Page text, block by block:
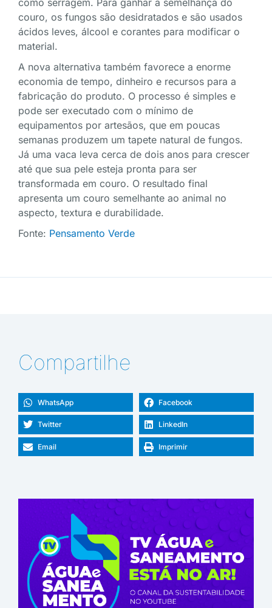
couro, os fungos são desidratados e são usados
ácidos leves, álcool e corantes para modificar o
material.
A nova alternativa também favorece a enorme
economia de tempo, dinheiro e recursos para a
fabricação do produto. O processo é simples e
pode ser executado com o mínimo de
equipamentos por artesãos, que em poucas
semanas produzem um tapete natural de fungos.
Já uma vaca leva cerca de dois anos para crescer
até que sua pele esteja pronta para ser
transformada em couro. O resultado final
apresenta um couro semelhante ao animal no
aspecto, textura e durabilidade.
Fonte: Pensamento Verde
Compartilhe
WhatsApp Facebook
Twitter LinkedIn
Email Imprimir